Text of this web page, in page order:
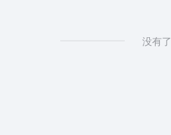
没有了